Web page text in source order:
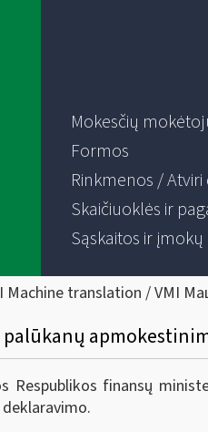
Mokesčių
Formos
Rinkmenos /
Skaičiuoklės ir
Sąskaitos ir
Machine translation / VMI
Respublikos finansų